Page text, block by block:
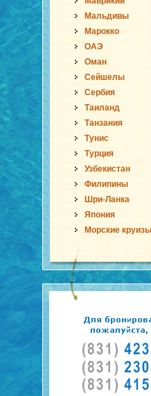
Мальдивы
Марокко
ОАЭ
Оман
Сейшелы
Сербия
Таиланд
Танзания
Тунис
Турция
Узбекистан
Филипины
Шри-Ланка
Япония
Морские круизы